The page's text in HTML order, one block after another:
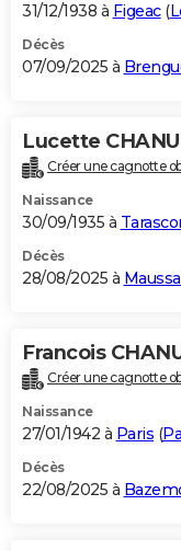
31/12/1938 à Figeac(
Décès
07/09/2025 à
Lucette
Créer une cagnotte
Naissance
30/09/1935 à
Décès
28/08/2025 à
Francois
Créer une cagnotte
Naissance
27/01/1942 à Paris (
Décès
22/08/2025 à